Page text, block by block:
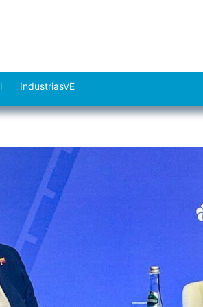
IndustriasVE
el